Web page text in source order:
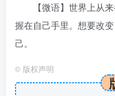
【微语】世界上从
握在自己手里。想要改
己。
© 版权声明